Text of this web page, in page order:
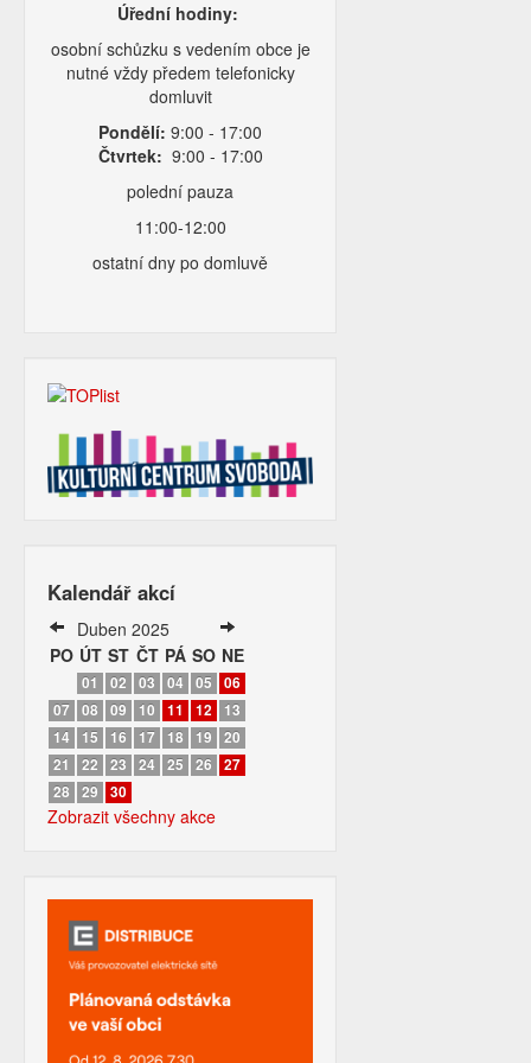
Úřední hodiny:
osobní schůzku s vedením obce je
nutné vždy předem telefonicky
domluvit
Pondělí: 9:00 - 17:00
Čtvrtek: 9:00 - 17:00
polední pauza
11:00-12:00
ostatní dny po domluvě
Kalendář akcí
Duben 2025
PO ÚT ST ČT PÁ SO NE
01 02 03 04 05
06
07 08 09 10 11 12
13
14
15 16 17 18 19
20
21
22 23 24 25 26
27
28
29 30
Zobrazit všechny akce